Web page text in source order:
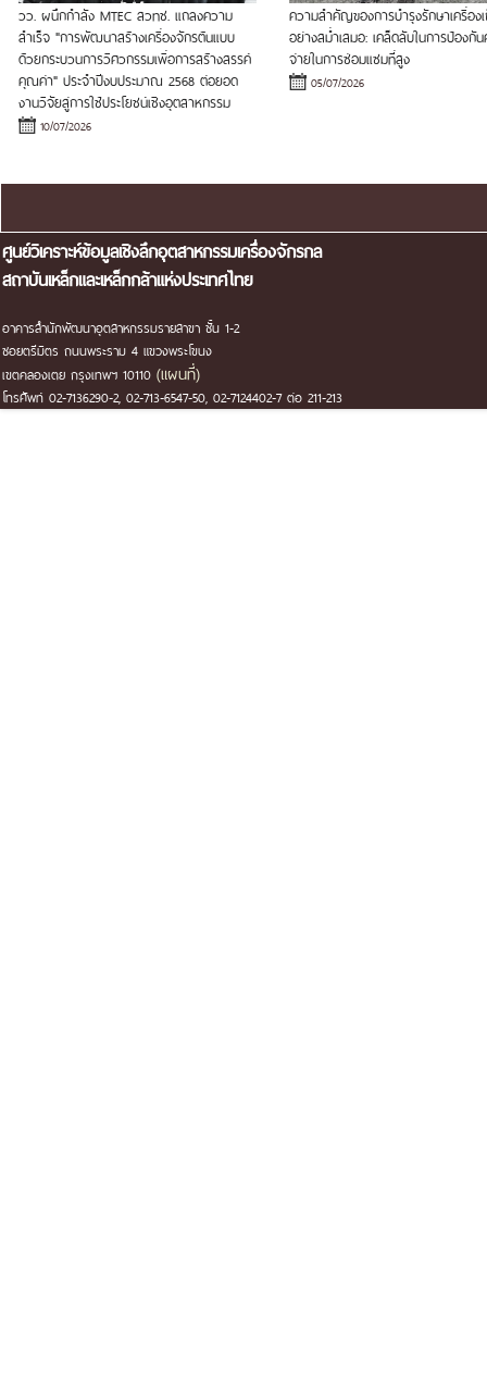
วว. ผนึกกำลัง MTEC สวทช. แถลงความ
สำเร็จ "การพัฒนาสร้างเครื่องจักรต้นแบบ
ด้วยกระบวนการวิศวกรรมเพื่อการสร้างสรรค์
คุณค่า" ประจำปีงบประมาณ 2568 ต่อยอด
งานวิจัยสู่การใช้ประโยชน์เชิงอุตสาหกรรม
10/07/2026
ความสำคัญของการบำรุงรักษาเครื่อง
อย่างสม่ำเสมอ: เคล็ดลับในการป้องกัน
จ่ายในการซ่อมแซมที่สูง
05/07/2026
ศูนย์วิเคราะห์ข้อมูลเชิงลึกอุตสาหกรรมเครื่องจักรกล
สถาบันเหล็กและเหล็กกล้าแห่งประเทศไทย
อาคารสำนักพัฒนาอุตสาหกรรมรายสาขา ชั้น 1-2
ซอยตรีมิตร ถนนพระราม 4 แขวงพระโขนง
เขตคลองเตย กรุงเทพฯ 10110 (แผนที่)
โทรศัพท์ 02-7136290-2, 02-713-6547-50, 02-7124402-7 ต่อ 211-213